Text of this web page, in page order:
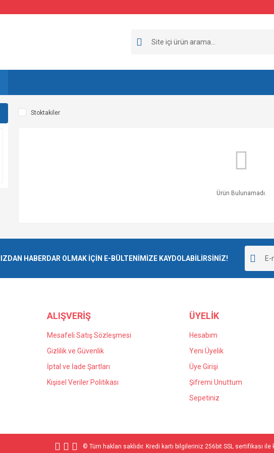
Stoktakiler
Ürün Bulunamadı.
HABERDAR OLMAK İÇİN E-BÜLTENİMİZE KAYDOLABİLİRSİNİZ!
ALIŞVERİŞ
Mesafeli Satış Sözleşmesi
Gizlilik ve Güvenlik
İptal ve İade Şartları
Kişisel Veriler Politikası
ÜYELİK
Hesabım
Yeni Üyelik
Üye Girişi
Şifremi Unuttum
Sepetiniz
© Tüm hakları saklıdır. Kredi kartı bilgileriniz 256bit SSL sertifikası ile